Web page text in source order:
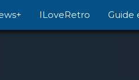
ILoveRetro Guide